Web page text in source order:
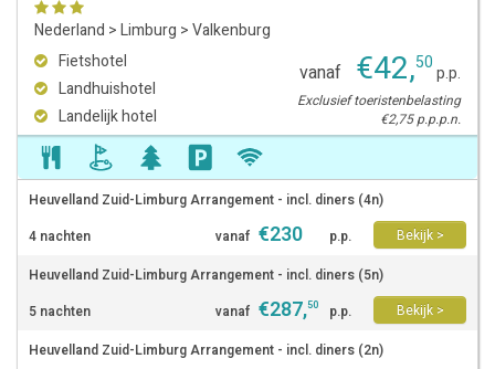
Nederland >Limburg >Valkenburg
Fietshotel
Landhuishotel
Landelijk hotel
vanaf €42,50p.p.
Exclusief toeristenbelasting
€2,75 p.p.p.n.
Heuvelland Zuid-Limburg Arrangement - incl. diners (4n)
4 nachten
vanaf €230 p.p.
Bekijk >
Heuvelland Zuid-Limburg Arrangement - incl. diners (5n)
5 nachten
vanaf €287,50 p.p.
Bekijk >
Heuvelland Zuid-Limburg Arrangement - incl. diners (2n)